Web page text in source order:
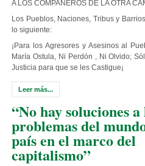
A LOS COMPAÑEROS DE LA OTRA
Los Pueblos, Naciones, Tribus y
lo siguiente:
¡Para los Agresores y Asesinos al
María Ostula, Ni Perdón , Ni Olvido;
Justicia para que se les Castigue¡
Leer más...
“No hay soluciones a
problemas del
país en el marco del
capitalismo”